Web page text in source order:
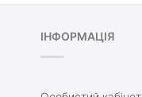
ІНФОРМАЦІЯ